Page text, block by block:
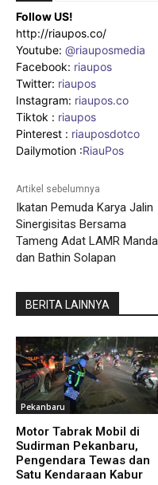
Follow US!
http://riaupos.co/
Youtube: @riauposmedia
Facebook: riaupos
Twitter: riaupos
Instagram: riaupos.co
Tiktok : riaupos
Pinterest : riauposdotco
Dailymotion :RiauPos
Artikel sebelumnya
Ikatan Pemuda Karya Jalin
Sinergisitas Bersama
Tameng Adat LAMR
dan Bathin Solapan
BERITA LAINNYA
Pekanbaru
Motor Tabrak Mobil di
Sudirman Pekanbaru,
Pengendara Tewas dan
Satu Kendaraan Kabur